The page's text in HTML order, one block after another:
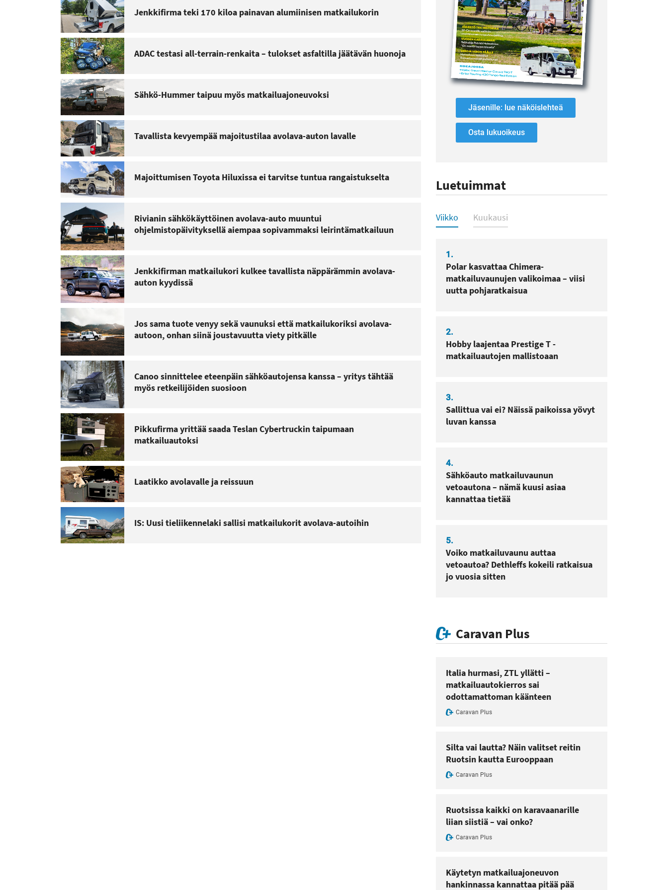
Jenkkifirma teki 170 kiloa painavan alumiinisen matkailukorin
ADAC testasi all-terrain-renkaita – tulokset asfaltilla jäätävän huonoja
Sähkö-Hummer taipuu myös matkailuajoneuvoksi
Tavallista kevyempää majoitustilaa avolava-auton lavalle
Majoittumisen Toyota Hiluxissa ei tarvitse tuntua rangaistukselta
Rivianin sähkökäyttöinen avolava-auto muuntui
ohjelmistopäivityksellä aiempaa sopivammaksi leirintämatkailuun
Jenkkifirman matkailukori kulkee tavallista näppärämmin avolava-
auton kyydissä
Jos sama tuote venyy sekä vaunuksi että matkailukoriksi avolava-
autoon, onhan siinä joustavuutta viety pitkälle
Canoo sinnittelee eteenpäin sähköautojensa kanssa – yritys tähtää
myös retkeilijöiden suosioon
Pikkufirma yrittää saada Teslan Cybertruckin taipumaan
matkailuautoksi
Laatikko avolavalle ja reissuun
IS: Uusi tieliikennelaki sallisi matkailukorit avolava-autoihin
Jäsenille: lue näköislehteä
Osta lukuoikeus
Luetuimmat
Luetuimmat
Viikko Kuukausi
1.
Polar kasvattaa Chimera-
matkailuvaunujen valikoimaa – viisi
uutta pohjaratkaisua
2.
Hobby laajentaa Prestige T -
matkailuautojen mallistoaan
3.
Sallittua vai ei? Näissä paikoissa yövyt
luvan kanssa
4.
Sähköauto matkailuvaunun
vetoautona – nämä kuusi asiaa
kannattaa tietää
5.
Voiko matkailuvaunu auttaa
vetoautoa? Dethleffs kokeili ratkaisua
jo vuosia sitten
Caravan Plus
Italia hurmasi, ZTL yllätti –
matkailuautokierros sai
odottamattoman käänteen
Caravan Plus
Silta vai lautta? Näin valitset reitin
Ruotsin kautta Eurooppaan
Caravan Plus
Ruotsissa kaikki on karavaanarille
liian siistiä – vai onko?
Caravan Plus
Käytetyn matkailuajoneuvon
hankinnassa kannattaa pitää pää